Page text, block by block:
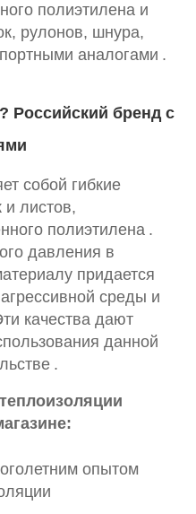
полиэтилена и
рулонов, шнура,
аналогами .
Российский бренд с
собой гибкие
и листов,
полиэтилена .
давления в
придается
среды и
качества дают
данной
.
опытом